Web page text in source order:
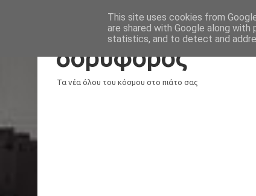
Loading...
δορυφόρος
Τα νέα όλου του κόσμου στο πιάτο σας
This site uses cookies from
are shared with Google along
statistics, and to detect and